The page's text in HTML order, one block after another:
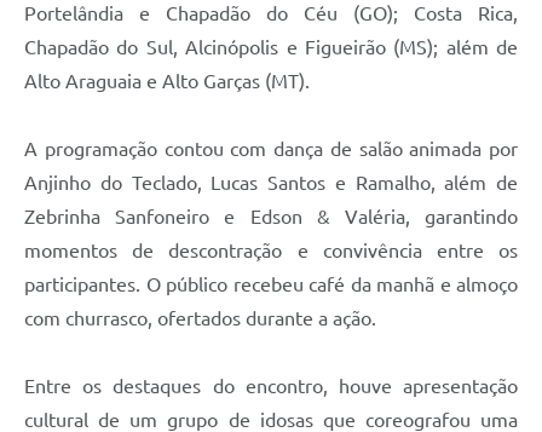
Portelândia e Chapadão do Céu (GO); Costa Rica,
Chapadão do Sul, Alcinópolis e Figueirão (MS); além de
Alto Araguaia e Alto Garças (MT).
A programação contou com dança de salão animada por
Anjinho do Teclado, Lucas Santos e Ramalho, além de
Zebrinha Sanfoneiro e Edson & Valéria, garantindo
momentos de descontração e convivência entre os
participantes. O público recebeu café da manhã e almoço
com churrasco, ofertados durante a ação.
Entre os destaques do encontro, houve apresentação
cultural de um grupo de idosas que coreografou uma